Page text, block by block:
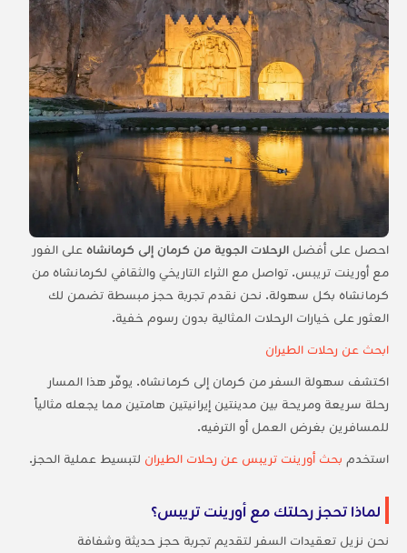
احصل على أفضل الرحلات الجوية من كرمان إلى كرمانشاهعلى الفور
مع أورينت تريبس. تواصل مع الثراء التاريخي والثقافي لكرمانشاه من
كرمانشاه بكل سهولة. نحن نقدم تجربة حجز مبسطة تضمن لك
العثور على خيارات الرحلات المثالية بدون رسوم خفية.
ابحث عن رحلات الطيران
اكتشف سهولة السفر من كرمان إلى كرمانشاه. يوفّر هذا المسار
رحلة سريعة ومريحة بين مدينتين إيرانيتين هامتين مما يجعله مثالياً
للمسافرين بغرض العمل أو الترفيه.
استخدم بحث أورينت تريبس عن رحلات الطيران لتبسيط عملية الحجز.
لماذا تحجز رحلتك مع أورينت تريبس؟
نحن نزيل تعقيدات السفر لتقديم تجربة حجز حديثة وشفافة